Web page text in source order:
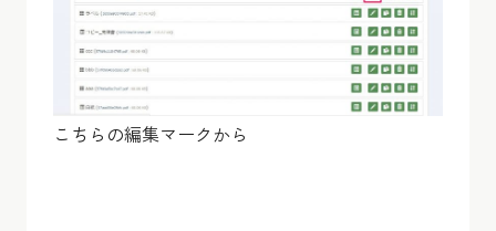
こちらの編集マークから